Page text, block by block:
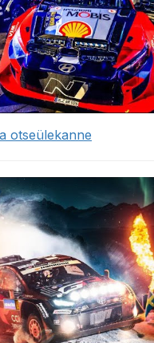
otseülekanne